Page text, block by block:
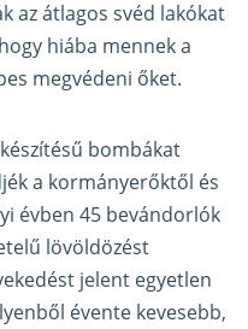
az átlagos svéd lakókat
hiába mennek a
megvédeni őket.
bombákat
a kormányerőktől és
évben 45 bevándorlók
lövöldözést
jelent egyetlen
évente kevesebb,